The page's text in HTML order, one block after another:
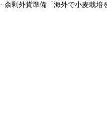
· 余剰外貨準備「海外で小麦栽培